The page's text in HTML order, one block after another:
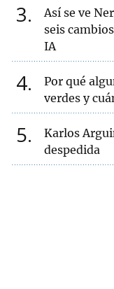
3
Así se ve
seis
IA
4
Por qué
verdes y
5
Karlos
despedida